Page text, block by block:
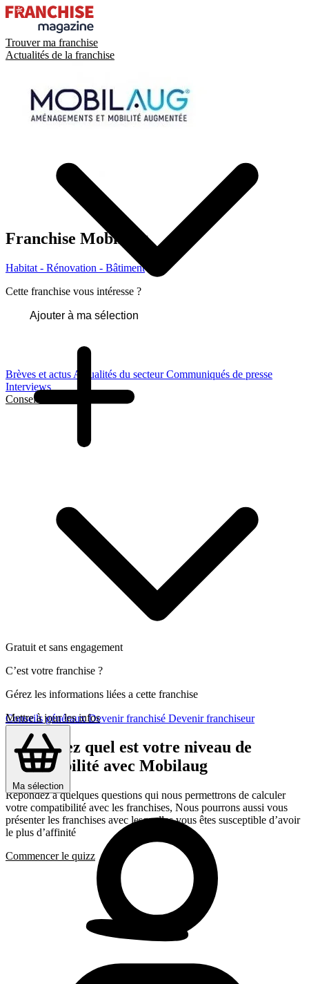
Trouver ma franchise
Actualités de la franchise
Brèves et actus Actualités du secteurCommuniqués de presse
Interviews
Conseils et Guides
Conseils générauxDevenir franchisé Devenir franchiseur
Ma sélection
Franchise Mobilaug
Habitat - Rénovation - Bâtiment
Cette franchise vous intéresse ?
Ajouter à ma sélection
Gratuit et sans engagement
C’est votre franchise ?
Gérez les informations liées a cette franchise
Mettre à jour les infos
Découvrez quel est votre niveau de
compatibilité avec Mobilaug
Répondez a quelques questions qui nous permettrons de calculer
votre compatibilité avec les franchises, Nous pourrons aussi vous
présenter les franchises avec lesquelles vous êtes susceptible d’avoir
le plus d’affinité
Commencer le quizz